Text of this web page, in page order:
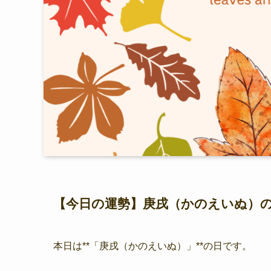
【今日の運勢】庚戌（かのえいぬ）
本日は**「庚戌（かのえいぬ）」**の日です。